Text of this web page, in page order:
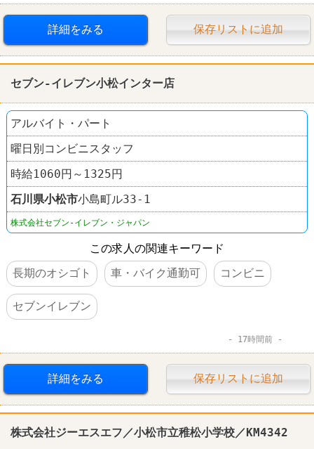
詳細をみる 保存リストに追加
セブン-イレブン小松インター店
アルバイト・パート
曜日別コンビニスタッフ
時給1060円～1325円
石川県小松市小島町ル33-1
株式会社セブン-イレブン・ジャパン
この求人の関連キーワード
長期のオシゴト
車・バイク通勤可 コンビニ
セブンイレブン
17時間前
詳細をみる 保存リストに追加
株式会社ジーエスエフ／小松市立稚松小学校／KM4342